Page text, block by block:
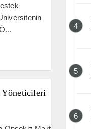
Yöneticileri
4
5
6